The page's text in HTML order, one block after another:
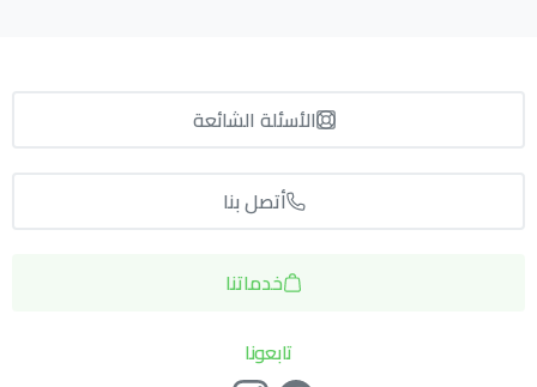
الأسئلة الشائعة
أتصل بنا
خدماتنا
تابعونا